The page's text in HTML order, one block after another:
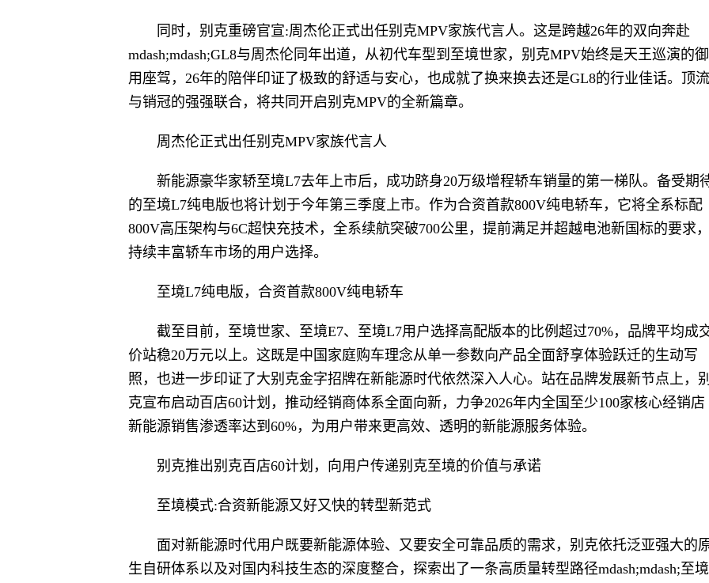
同时，别克重磅官宣:周杰伦正式出任别克MPV家族代言人。这是跨越26年的双向奔赴
mdash;mdash;GL8与周杰伦同年出道，从初代车型到至境世家，别克MPV始终是天王巡演的御
用座驾，26年的陪伴印证了极致的舒适与安心，也成就了换来换去还是GL8的行业佳话。顶流
与销冠的强强联合，将共同开启别克MPV的全新篇章。
周杰伦正式出任别克MPV家族代言人
新能源豪华家轿至境L7去年上市后，成功跻身20万级增程轿车销量的第一梯队。备受期
的至境L7纯电版也将计划于今年第三季度上市。作为合资首款800V纯电轿车，它将全系标配
800V高压架构与6C超快充技术，全系续航突破700公里，提前满足并超越电池新国标的要求，
持续丰富轿车市场的用户选择。
至境L7纯电版，合资首款800V纯电轿车
截至目前，至境世家、至境E7、至境L7用户选择高配版本的比例超过70%，品牌平均成
价站稳20万元以上。这既是中国家庭购车理念从单一参数向产品全面舒享体验跃迁的生动写
照，也进一步印证了大别克金字招牌在新能源时代依然深入人心。站在品牌发展新节点上，别
克宣布启动百店60计划，推动经销商体系全面向新，力争2026年内全国至少100家核心经销店
新能源销售渗透率达到60%，为用户带来更高效、透明的新能源服务体验。
别克推出别克百店60计划，向用户传递别克至境的价值与承诺
至境模式:合资新能源又好又快的转型新范式
面对新能源时代用户既要新能源体验、又要安全可靠品质的需求，别克依托泛亚强大的
生自研体系以及对国内科技生态的深度整合，探索出了一条高质量转型路径mdash;mdash;至境